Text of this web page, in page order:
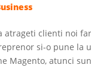
atrageti clienti noi
si-o pune la
Magento, atunci